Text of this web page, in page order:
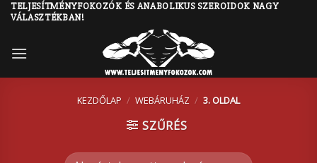
SkipTELJESÍTMÉNYFOKOZÓK ÉS ANABOLIKUS SZEROIDOK NAGY
VÁLASZTÉKBAN!
KEZDŐLAP / WEBÁRUHÁZ / 3. OLDAL
SZŰRÉS